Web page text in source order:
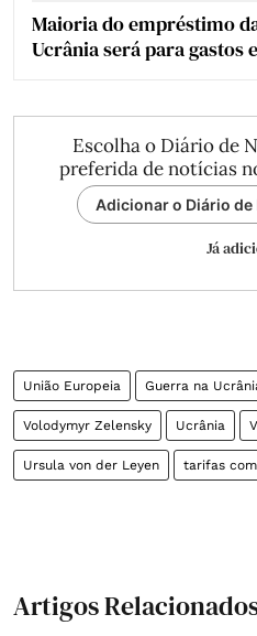
Maioria do empréstimo
Ucrânia será para gastos
Escolha o Diário de
preferida de notícias
Adicionar o Diário
Já
União Europeia Guerra na
Volodymyr Zelensky Ucrânia
Ursula von der Leyen tarifas
Artigos